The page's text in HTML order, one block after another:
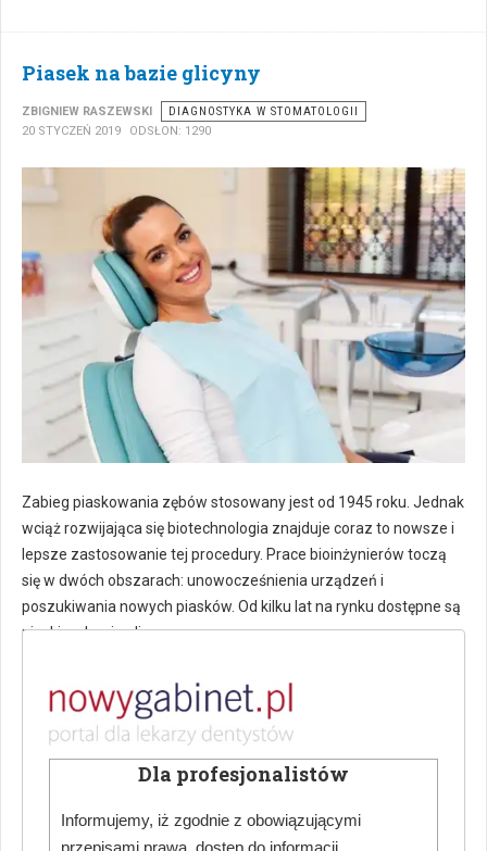
Piasek na bazie glicyny
ZBIGNIEW RASZEWSKI
DIAGNOSTYKA W STOMATOLOGII
20 STYCZEŃ 2019
ODSŁON: 1290
Zabieg piaskowania zębów stosowany jest od 1945 roku. Jednak
wciąż rozwijająca się biotechnologia znajduje coraz to nowsze i
lepsze zastosowanie tej procedury. Prace bioinżynierów toczą
się w dwóch obszarach: unowocześnienia urządzeń i
poszukiwania nowych piasków. Od kilku lat na rynku dostępne są
piaski na bazie glicyny.
Zastosowanie koncentratów płytek krwi w
gabinecie stomatologicznym
ODSŁON: 1217
Dla profesjonalistów
Informujemy, iż zgodnie z obowiązującymi
przepisami prawa, dostęp do informacji